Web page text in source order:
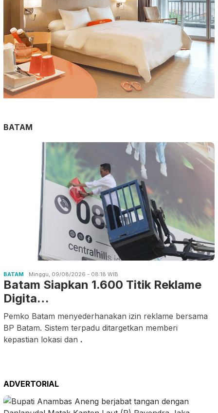
BATAM
BATAM Minggu, 09/08/2026 - 08:18 WIB
Batam Siapkan 1.600 Titik Reklame
Digita…
Pemko Batam menyederhanakan izin reklame bersama
BP Batam. Sistem terpadu ditargetkan memberi
kepastian lokasi dan .
ADVERTORIAL